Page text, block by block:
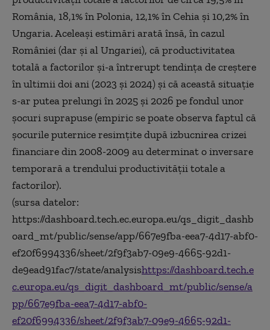
România, 18,1% în Polonia, 12,1% în Cehia și 10,2% în
Ungaria. Aceleași estimări arată însă, în cazul
României (dar și al Ungariei), că productivitatea
totală a factorilor și-a întrerupt tendința de creștere
în ultimii doi ani (2023 și 2024) și că această situație
s-ar putea prelungi în 2025 și 2026 pe fondul unor
șocuri suprapuse (empiric se poate observa faptul că
șocurile puternice resimțite după izbucnirea crizei
financiare din 2008-2009 au determinat o inversare
temporară a trendului productivității totale a
factorilor).
(sursa datelor:
https://dashboard.tech.ec.europa.eu/qs_digit_dashb
oard_mt/public/sense/app/667e9fba-eea7-4d17-abf0-
ef20f6994336/sheet/2f9f3ab7-09e9-4665-92d1-
de9ead91fac7/state/analysishttps://dashboard.tech.e
c.europa.eu/qs_digit_dashboard_mt/public/sense/a
pp/667e9fba-eea7-4d17-abf0-
ef20f6994336/sheet/2f9f3ab7-09e9-4665-92d1-